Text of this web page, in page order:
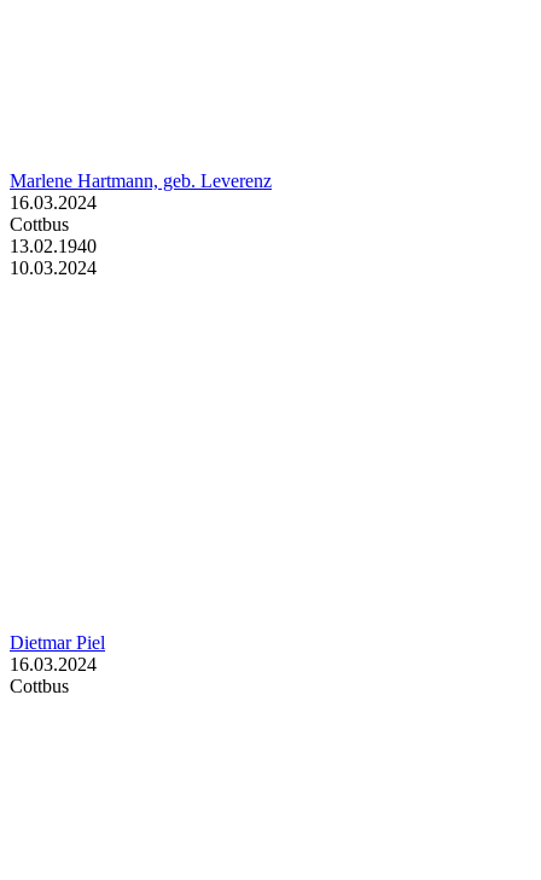
Marlene Hartmann, geb. Leverenz
16.03.2024
Cottbus
13.02.1940
10.03.2024
Dietmar Piel
16.03.2024
Cottbus